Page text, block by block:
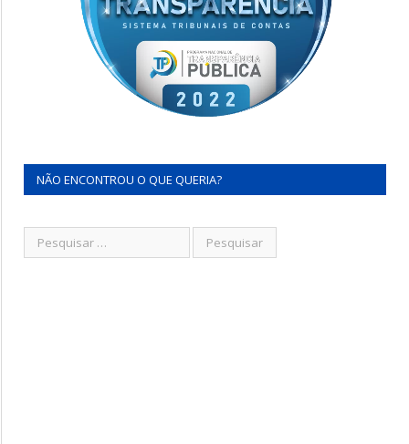
NÃO ENCONTROU O QUE QUERIA?